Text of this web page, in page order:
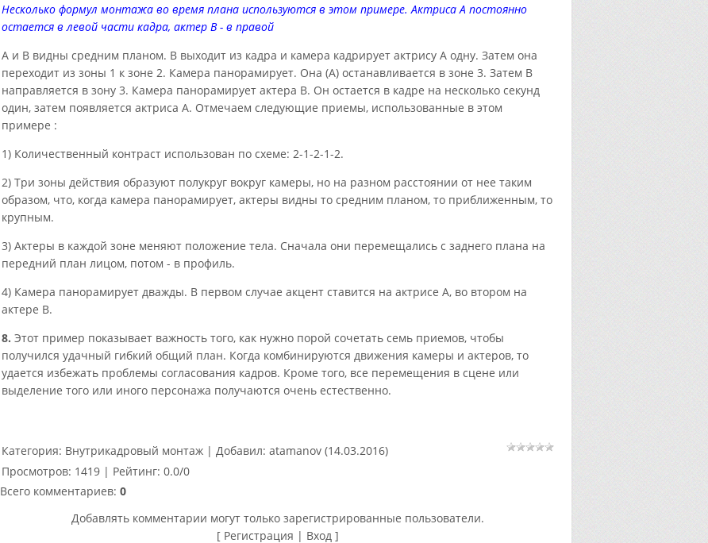
Несколько формул монтажа во время плана используются в этом примере. Актриса А постоянно
остается в левой части кадра, актер В - в правой
А и В видны средним планом. В выходит из кадра и камера кадрирует актрису А одну. Затем она
переходит из зоны 1 к зоне 2. Камера панорамирует. Она (А) останавливается в зоне 3. Затем В
направляется в зону 3. Камера панорамирует актера В. Он остается в кадре на несколько секунд
один, затем появляется актриса А. Отмечаем следующие приемы, использованные в этом
примере :
1) Количественный контраст использован по схеме: 2-1-2-1-2.
2) Три зоны действия образуют полукруг вокруг камеры, но на разном расстоянии от нее таким
образом, что, когда камера панорамирует, актеры видны то средним планом, то приближенным, то
крупным.
3) Актеры в каждой зоне меняют положение тела. Сначала они перемещались с заднего плана на
передний план лицом, потом - в профиль.
4) Камера панорамирует дважды. В первом случае акцент ставится на актрисе А, во втором на
актере В.
8. Этот пример показывает важность того, как нужно порой сочетать семь приемов, чтобы
получился удачный гибкий общий план. Когда комбинируются движения камеры и актеров, то
удается избежать проблемы согласования кадров. Кроме того, все перемещения в сцене или
выделение того или иного персонажа получаются очень естественно.
Категория: Внутрикадровый монтаж | Добавил: atamanov (14.03.2016)
Просмотров: 1419 | Рейтинг: 0.0/0
Всего комментариев: 0
Добавлять комментарии могут только зарегистрированные пользователи.
[ Регистрация | Вход ]